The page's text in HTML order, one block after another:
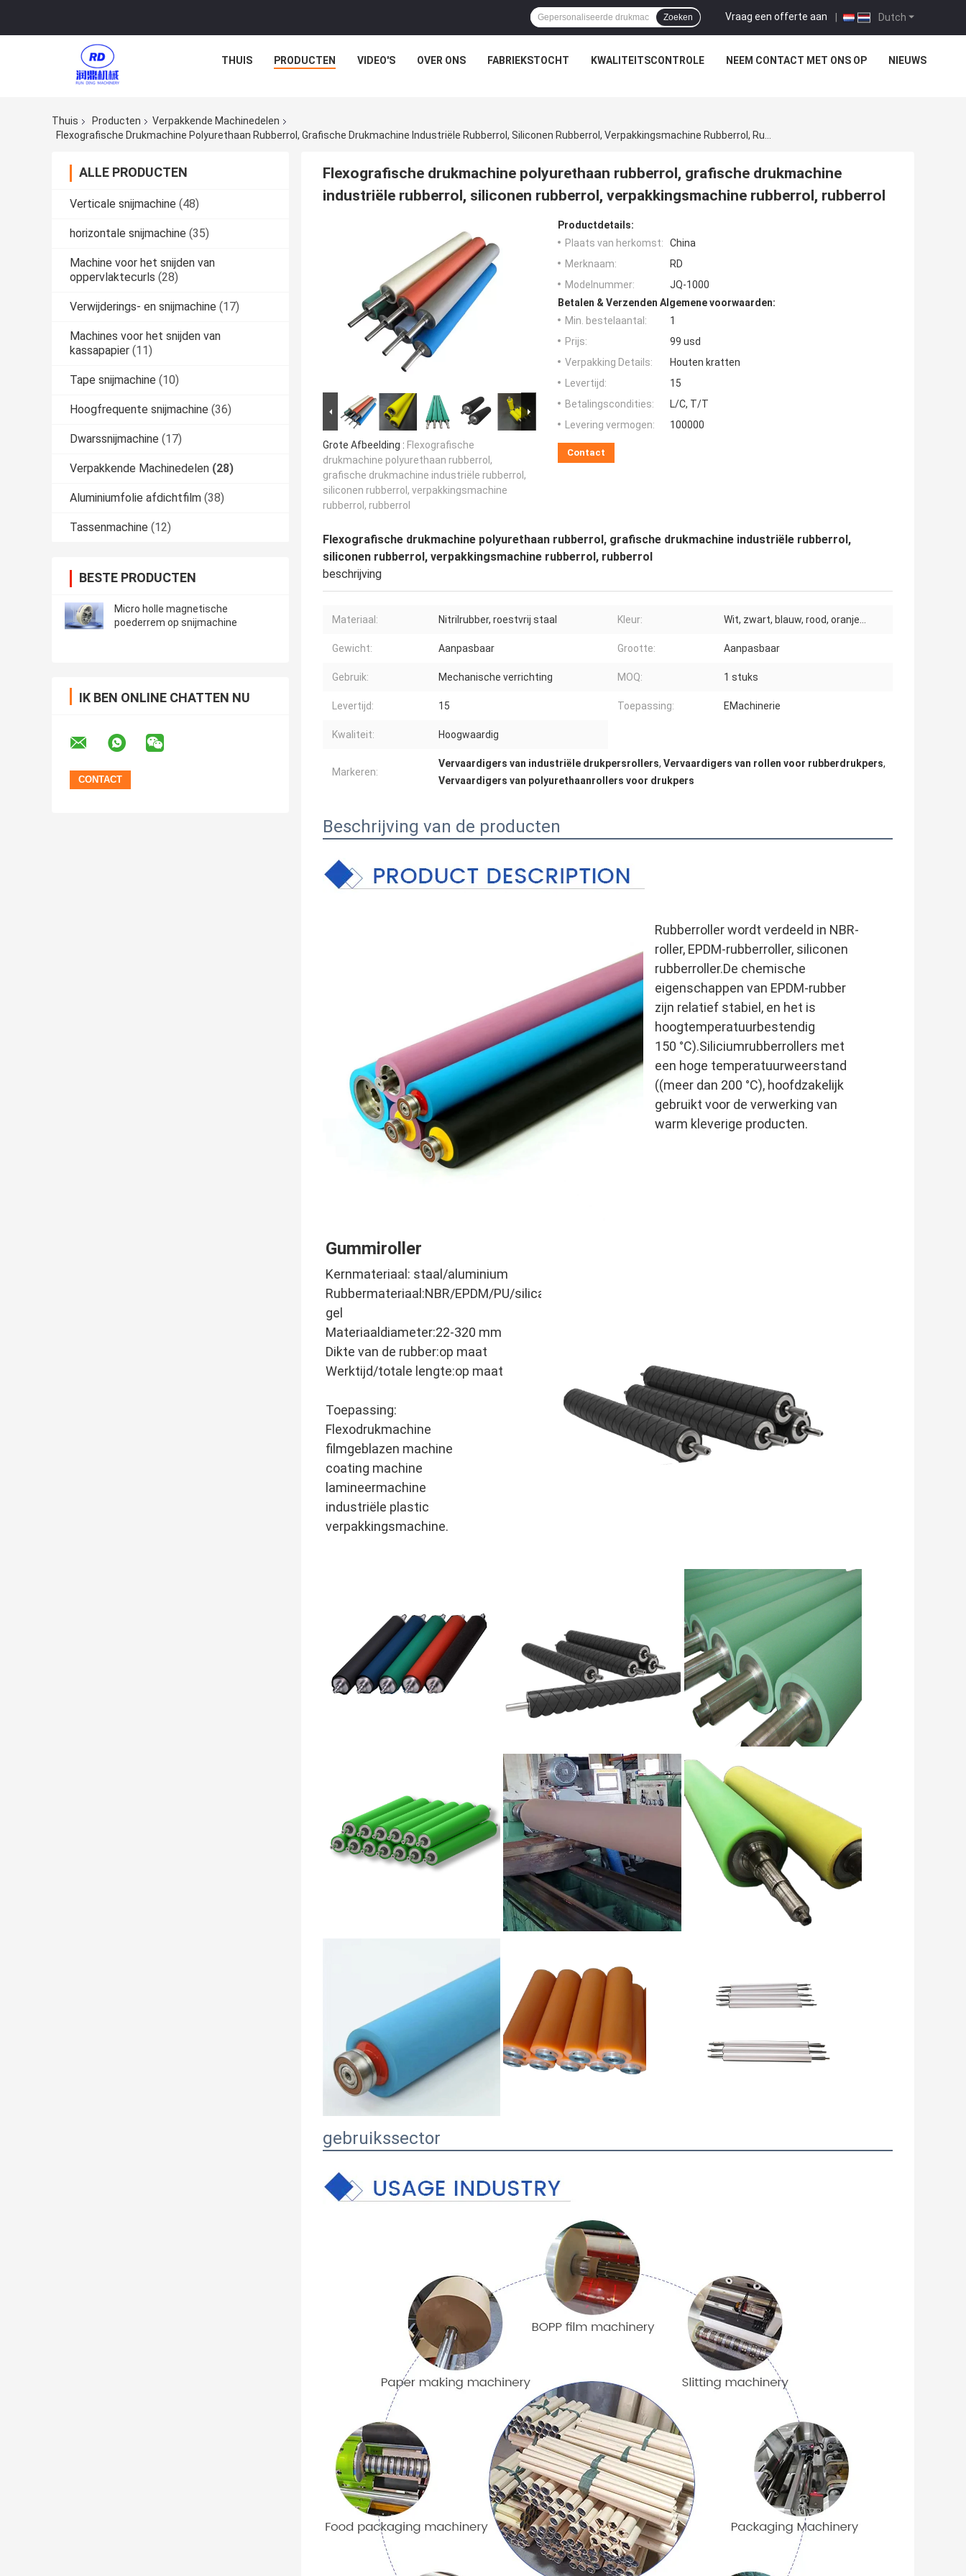
Dutch
Vraag een offerte aan |
Zoeken
THUIS PRODUCTEN VIDEO'S OVER ONS FABRIEKSTOCHT KWALITEITSCONTROLE NEEM CONTACT MET ONS OP NIEUWS
Thuis Producten
Verpakkende Machinedelen
ALLE PRODUCTEN
Verticale snijmachine (48)
horizontale snijmachine (35)
Machine voor het snijden van
oppervlaktecurls (28)
Verwijderings- en snijmachine (17)
Machines voor het snijden van
kassapapier (11)
Tape snijmachine (10)
Hoogfrequente snijmachine (36)
Dwarssnijmachine (17)
Verpakkende Machinedelen (28)
Aluminiumfolie afdichtfilm (38)
Tassenmachine (12)
BESTE PRODUCTEN
Micro holle magnetische
poederrem op snijmachine
IK BEN ONLINE CHATTEN NU
Flexografische drukmachine polyurethaan rubberrol, grafische drukmachine
industriële rubberrol, siliconen rubberrol, verpakkingsmachine rubberrol, rubberrol
Grote Afbeelding : Flexografische
drukmachine polyurethaan rubberrol,
grafische drukmachine industriële rubberrol,
siliconen rubberrol, verpakkingsmachine
rubberrol, rubberrol
Productdetails:
Plaats van herkomst:
China
Merknaam:
RD
Modelnummer:
JQ-1000
Betalen & Verzenden Algemene voorwaarden:
Min. bestelaantal:
1
Prijs:
99 usd
Verpakking Details:
Houten kratten
Levertijd:
15
Betalingscondities:
L/C, T/T
Levering vermogen:
100000
Contact
Flexografische drukmachine polyurethaan rubberrol, grafische drukmachine industriële rubberrol,
siliconen rubberrol, verpakkingsmachine rubberrol, rubberrol
beschrijving
Materiaal: Nitrilrubber, roestvrij staal Kleur: Wit, zwart, blauw, rood, oranje...
Gewicht: Aanpasbaar Grootte: Aanpasbaar
Gebruik: Mechanische verrichting MOQ: 1 stuks
Levertijd: 15 Toepassing: EMachinerie
Kwaliteit: Hoogwaardig
Markeren:
Vervaardigers van industriële drukpersrollers, Vervaardigers van rollen voor rubberdrukpers,
Vervaardigers van polyurethaanrollers voor drukpers
Beschrijving van de producten
Rubberroller wordt verdeeld in NBR-
roller, EPDM-rubberroller, siliconen
rubberroller.De chemische
eigenschappen van EPDM-rubber
zijn relatief stabiel, en het is
hoogtemperatuurbestendig
150 °C).Siliciumrubberrollers met
een hoge temperatuurweerstand
((meer dan 200 °C), hoofdzakelijk
gebruikt voor de verwerking van
warm kleverige producten.
Gummiroller
Kernmateriaal: staal/aluminium
Rubbermateriaal:NBR/EPDM/PU/silica
gel
Materiaaldiameter:22-320 mm
Dikte van de rubber:op maat
Werktijd/totale lengte:op maat
Toepassing:
Flexodrukmachine
filmgeblazen machine
coating machine
lamineermachine
industriële plastic
verpakkingsmachine.
gebruikssector